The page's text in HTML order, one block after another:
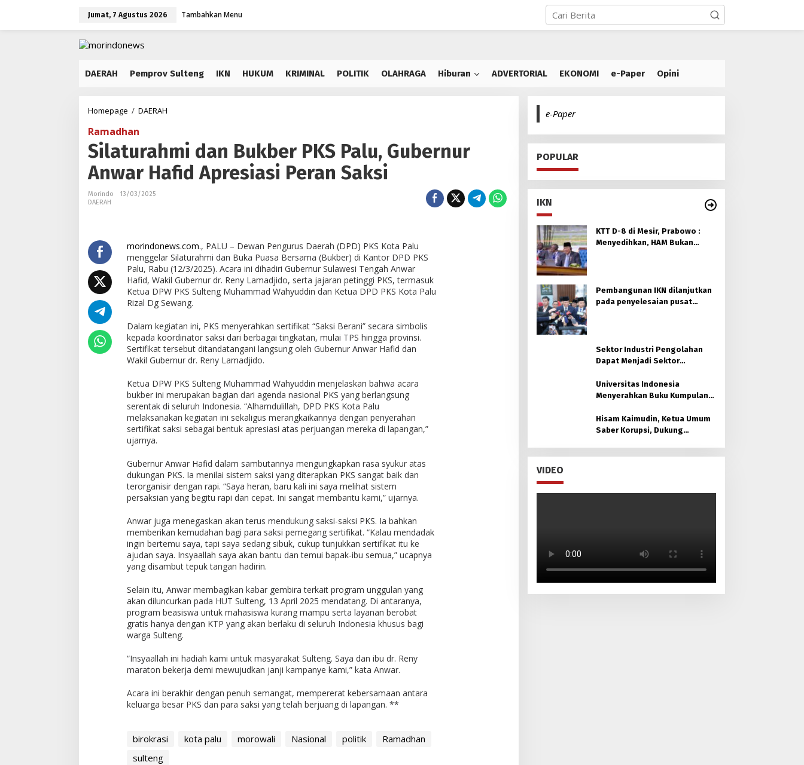
konten
Jumat, 7 Agustus 2026 Tambahkan Menu
DAERAH Pemprov Sulteng IKN HUKUM KRIMINAL POLITIK OLAHRAGA Hiburan ADVERTORIAL EKONOMI e-Paper Opini
Homepage / DAERAH
Palu,
Gubernur
Anwar
Ramadhan
Silaturahmi dan Bukber PKS Palu, Gubernur
Anwar Hafid Apresiasi Peran Saksi
Morindo
13/03/2025
DAERAH
morindonews.com., PALU – Dewan Pengurus Daerah (DPD) PKS Kota Palu
menggelar Silaturahmi dan Buka Puasa Bersama (Bukber) di Kantor DPD PKS
Palu, Rabu (12/3/2025). Acara ini dihadiri Gubernur Sulawesi Tengah Anwar
Hafid, Wakil Gubernur dr. Reny Lamadjido, serta jajaran petinggi PKS, termasuk
Ketua DPW PKS Sulteng Muhammad Wahyuddin dan Ketua DPD PKS Kota Palu
Rizal Dg Sewang.
Dalam kegiatan ini, PKS menyerahkan sertifikat “Saksi Berani” secara simbolis
kepada koordinator saksi dari berbagai tingkatan, mulai TPS hingga provinsi.
Sertifikat tersebut ditandatangani langsung oleh Gubernur Anwar Hafid dan
Wakil Gubernur dr. Reny Lamadjido.
Ketua DPW PKS Sulteng Muhammad Wahyuddin menjelaskan bahwa acara
bukber ini merupakan bagian dari agenda nasional PKS yang berlangsung
serentak di seluruh Indonesia. “Alhamdulillah, DPD PKS Kota Palu
melaksanakan kegiatan ini sekaligus merangkaikannya dengan penyerahan
sertifikat saksi sebagai bentuk apresiasi atas perjuangan mereka di lapangan,”
ujarnya.
Gubernur Anwar Hafid dalam sambutannya mengungkapkan rasa syukur atas
dukungan PKS. Ia menilai sistem saksi yang diterapkan PKS sangat baik dan
terorganisir dengan rapi. “Saya heran, baru kali ini saya melihat sistem
persaksian yang begitu rapi dan cepat. Ini sangat membantu kami,” ujarnya.
Anwar juga menegaskan akan terus mendukung saksi-saksi PKS. Ia bahkan
memberikan kemudahan bagi para saksi pemegang sertifikat. “Kalau mendadak
ingin bertemu saya, tapi saya sedang sibuk, cukup tunjukkan sertifikat itu ke
ajudan saya. Insyaallah saya akan bantu dan temui bapak-ibu semua,” ucapnya
yang disambut tepuk tangan hadirin.
Selain itu, Anwar membagikan kabar gembira terkait program unggulan yang
akan diluncurkan pada HUT Sulteng, 13 April 2025 mendatang. Di antaranya,
program beasiswa untuk mahasiswa kurang mampu serta layanan berobat
gratis hanya dengan KTP yang akan berlaku di seluruh Indonesia khusus bagi
warga Sulteng.
“Insyaallah ini hadiah kami untuk masyarakat Sulteng. Saya dan ibu dr. Reny
maraton bekerja demi mewujudkan janji kampanye kami,” kata Anwar.
Acara ini berakhir dengan penuh semangat, mempererat kebersamaan antara
keluarga besar PKS dan para saksi yang telah berjuang di lapangan. **
birokrasi kota palu morowali Nasional politik
Ramadhan
sulteng
e-Paper
POPULAR
IKN
KTT D-8 di Mesir, Prabowo :
Menyedihkan, HAM Bukan
Pembangunan IKN dilanjutkan
pada penyelesaian pusat
Sektor Industri Pengolahan
Dapat Menjadi Sektor
Universitas Indonesia
Menyerahkan Buku Kumpulan
Ibu kota Nusantara (OIKN)
Hisam Kaimudin, Ketua Umum
Saber Korupsi, Dukung
VIDEO